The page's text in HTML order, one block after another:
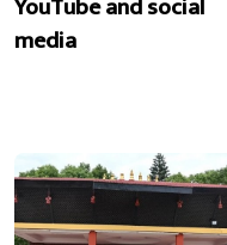
media